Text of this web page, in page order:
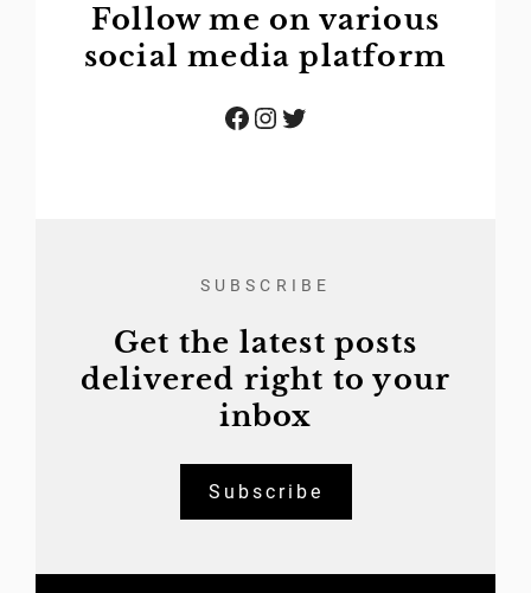
Follow me on various
social media platform
Facebook Instagram Twitter
SUBSCRIBE
Get the latest posts
delivered right to your
inbox
Subscribe